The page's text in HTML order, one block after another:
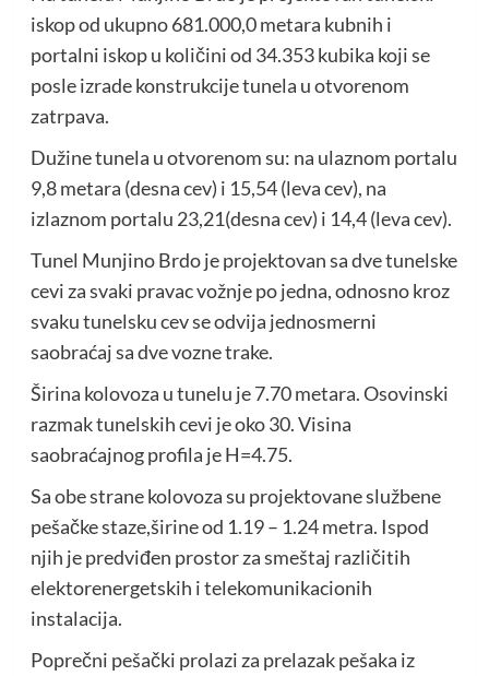
iskop od ukupno 681.000,0 metara kubnih i
portalni iskop u količini od 34.353 kubika koji se
posle izrade konstrukcije tunela u otvorenom
zatrpava.
Dužine tunela u otvorenom su: na ulaznom portalu
9,8 metara (desna cev) i 15,54 (leva cev), na
izlaznom portalu 23,21(desna cev) i 14,4 (leva cev).
Tunel Munjino Brdo je projektovan sa dve tunelske
cevi za svaki pravac vožnje po jedna, odnosno kroz
svaku tunelsku cev se odvija jednosmerni
saobraćaj sa dve vozne trake.
Širina kolovoza u tunelu je 7.70 metara. Osovinski
razmak tunelskih cevi je oko 30. Visina
saobraćajnog profila je H=4.75.
Sa obe strane kolovoza su projektovane službene
pešačke staze,širine od 1.19 – 1.24 metra. Ispod
njih je predviđen prostor za smeštaj različitih
elektorenergetskih i telekomunikacionih
instalacija.
Poprečni pešački prolazi za prelazak pešaka iz